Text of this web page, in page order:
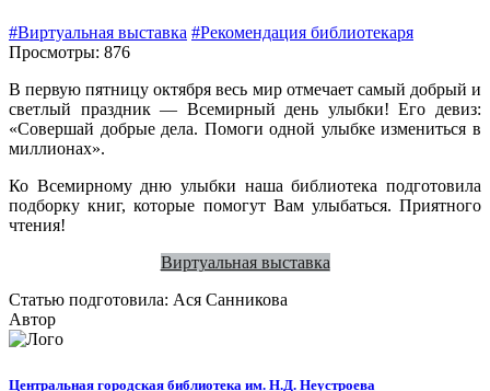
#Виртуальная выставка #Рекомендация библиотекаря
Просмотры: 876
В первую пятницу октября весь мир отмечает самый добрый и
светлый праздник — Всемирный день улыбки! Его девиз:
«Совершай добрые дела. Помоги одной улыбке измениться в
миллионах».
Ко Всемирному дню улыбки наша библиотека подготовила
подборку книг, которые помогут Вам улыбаться. Приятного
чтения!
Виртуальная выставка
Статью подготовила: Ася Санникова
Автор
Центральная городская библиотека им. Н.Д. Неустроева